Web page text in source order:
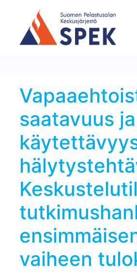
saatavuus ja
vaiheen